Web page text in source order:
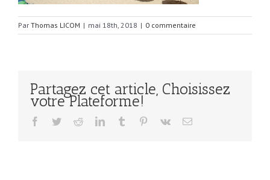
Par Thomas LICOM | mai 18th, 2018 | 0 commentaire
Partagez cet article, Choisissez
votre Plateforme!
Facebook
TwitterRedditLinkedInTumblr Pinterest
Vk Email